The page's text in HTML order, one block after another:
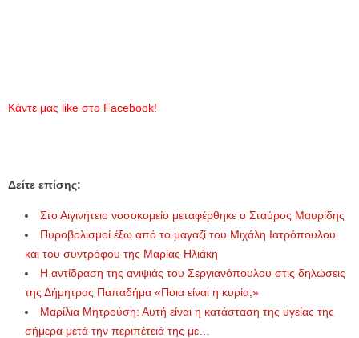
Κάντε μας like στο Facebook!
Δείτε επίσης:
Στο Αιγινήτειο νοσοκομείο μεταφέρθηκε ο Σταύρος Μαυρίδης
Πυροβολισμοί έξω από το μαγαζί του Μιχάλη Ιατρόπουλου
και του συντρόφου της Μαρίας Ηλιάκη
Η αντίδραση της ανιψιάς του Σεργιανόπουλου στις δηλώσεις
της Δήμητρας Παπαδήμα «Ποια είναι η κυρία;»
Μαρίλια Μητρούση: Αυτή είναι η κατάσταση της υγείας της
σήμερα μετά την περιπέτειά της με…